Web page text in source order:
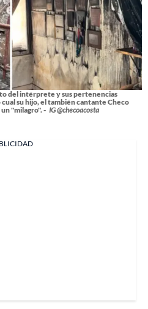
del intérprete y sus pertenencias
su hijo, el también cantante Checo
"milagro". - IG @checoacosta